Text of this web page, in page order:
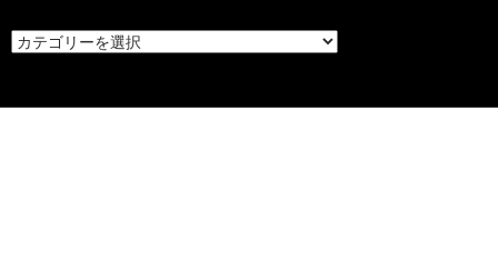
カ
テ